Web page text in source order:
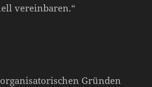
vereinbaren.“
Gründen